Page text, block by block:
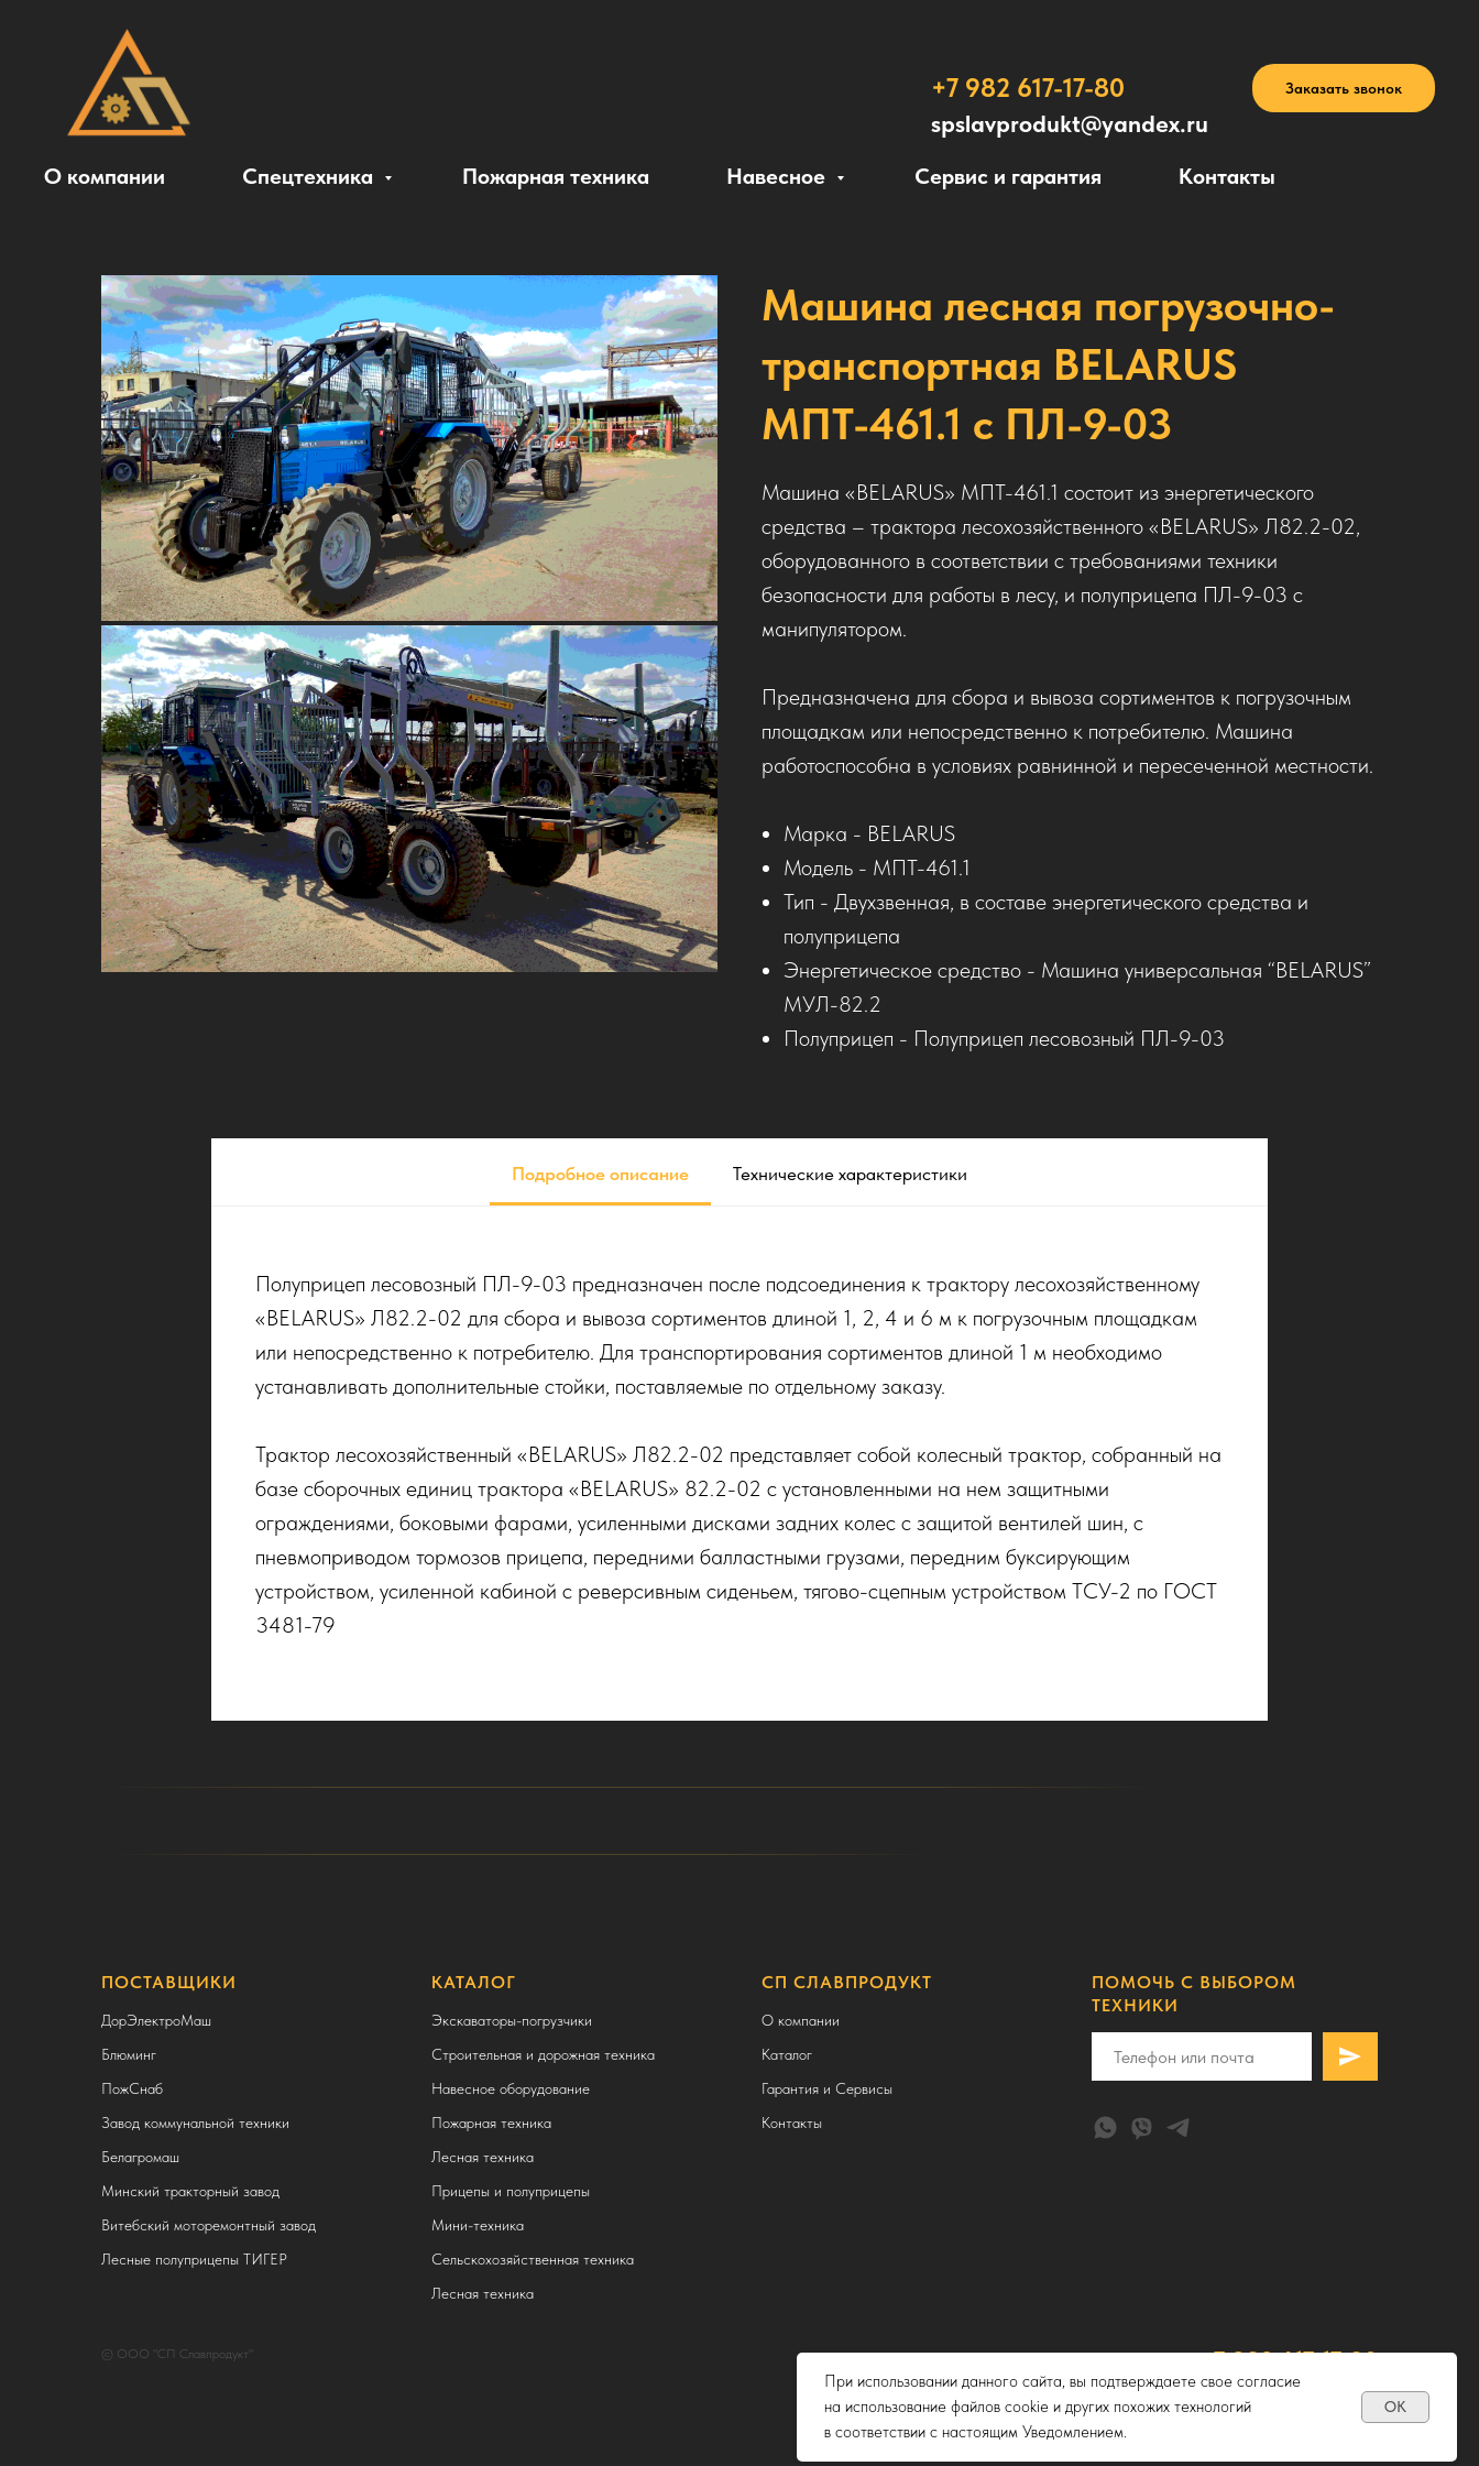
+7 982 617-17-80
spslavprodukt@yandex.ru
Заказать звонок
О компании Спецтехника Пожарная техника Навесное Сервис и гарантия Контакты
Машина лесная погрузочно-
транспортная BELARUS
МПТ-461.1 с ПЛ-9-03
Машина «BELARUS» МПТ-461.1 состоит из энергетического
средства – трактора лесохозяйственного «BELARUS» Л82.2-02,
оборудованного в соответствии с требованиями техники
безопасности для работы в лесу, и полуприцепа ПЛ-9-03 с
манипулятором.
Предназначена для сбора и вывоза сортиментов к погрузочным
площадкам или непосредственно к потребителю. Машина
работоспособна в условиях равнинной и пересеченной местности.
Марка - BELARUS
Модель - МПТ-461.1
Тип - Двухзвенная, в составе энергетического средства и
полуприцепа
Энергетическое средство - Машина универсальная “BELARUS”
МУЛ-82.2
Полуприцеп - Полуприцеп лесовозный ПЛ-9-03
Подробное описание Технические характеристики
Полуприцеп лесовозный ПЛ-9-03 предназначен после подсоединения к трактору лесохозяйственному
«BELARUS» Л82.2-02 для сбора и вывоза сортиментов длиной 1, 2, 4 и 6 м к погрузочным площадкам
или непосредственно к потребителю. Для транспортирования сортиментов длиной 1 м необходимо
устанавливать дополнительные стойки, поставляемые по отдельному заказу.
Трактор лесохозяйственный «BELARUS» Л82.2-02 представляет собой колесный трактор, собранный на
базе сборочных единиц трактора «BELARUS» 82.2-02 с установленными на нем защитными
ограждениями, боковыми фарами, усиленными дисками задних колес с защитой вентилей шин, с
пневмоприводом тормозов прицепа, передними балластными грузами, передним буксирующим
устройством, усиленной кабиной с реверсивным сиденьем, тягово-сцепным устройством ТСУ-2 по ГОСТ
3481-79
ПОСТАВЩИКИ
ДорЭлектроМаш
Блюминг
ПожСнаб
Завод коммунальной техники
Белагромаш
Минский тракторный завод
Витебский моторемонтный завод
Лесные полуприцепы ТИГЕР
КАТАЛОГ
Экскаваторы-погрузчики
Строительная и дорожная техника
Навесное оборудование
Пожарная техника
Лесная техника
Прицепы и полуприцепы
Мини-техника
Сельскохозяйственная техника
Лесная техника
СП СЛАВПРОДУКТ
О компании
Каталог
Гарантия и Сервисы
Контакты
ПОМОЧЬ С ВЫБОРОМ
ТЕХНИКИ
© ООО "СП Славпродукт" +7 982 617-17-80
spslavprodukt@yandex.ru
При использовании данного сайта, вы подтверждаете свое согласие
на использование файлов cookie и других похожих технологий
в соответствии с настоящим Уведомлением.
OK